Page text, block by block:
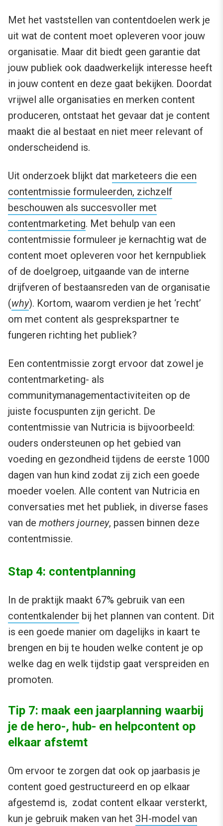
Met het vaststellen van contentdoelen werk je
uit wat de content moet opleveren voor jouw
organisatie. Maar dit biedt geen garantie dat
jouw publiek ook daadwerkelijk interesse heeft
in jouw content en deze gaat bekijken. Doordat
vrijwel alle organisaties en merken content
produceren, ontstaat het gevaar dat je content
maakt die al bestaat en niet meer relevant of
onderscheidend is.
Uit onderzoek blijkt dat marketeers die een
contentmissie formuleerden, zichzelf
beschouwen als succesvoller met
contentmarketing. Met behulp van een
contentmissie formuleer je kernachtig wat de
content moet opleveren voor het kernpubliek
of de doelgroep, uitgaande van de interne
drijfveren of bestaansreden van de organisatie
(why). Kortom, waarom verdien je het ‘recht’
om met content als gesprekspartner te
fungeren richting het publiek?
Een contentmissie zorgt ervoor dat zowel je
contentmarketing- als
communitymanagementactiviteiten op de
juiste focuspunten zijn gericht. De
contentmissie van Nutricia is bijvoorbeeld:
ouders ondersteunen op het gebied van
voeding en gezondheid tijdens de eerste 1000
dagen van hun kind zodat zij zich een goede
moeder voelen. Alle content van Nutricia en
conversaties met het publiek, in diverse fases
van de mothers journey, passen binnen deze
contentmissie.
Stap 4: contentplanning
In de praktijk maakt 67% gebruik van een
contentkalender bij het plannen van content. Dit
is een goede manier om dagelijks in kaart te
brengen en bij te houden welke content je op
welke dag en welk tijdstip gaat verspreiden en
promoten.
Tip 7: maak een jaarplanning waarbij
je de hero-, hub- en helpcontent op
elkaar afstemt
Om ervoor te zorgen dat ook op jaarbasis je
content goed gestructureerd en op elkaar
afgestemd is, zodat content elkaar versterkt,
kun je gebruik maken van het 3H-model van